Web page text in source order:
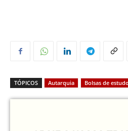
TÓPICOS Autarquia Bolsas de